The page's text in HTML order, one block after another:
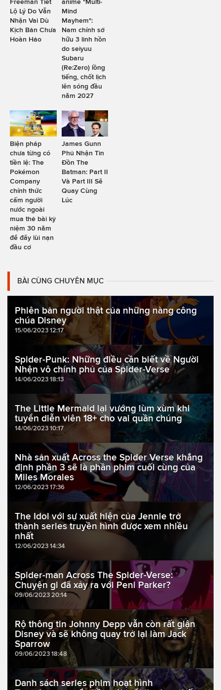
Freeman Tiết
Lộ Lý Do Vẫn
Nhận Vai Dù
Kịch Bản Chưa
Hoàn Hảo
anime "Multi-
Mind
Mayhem":
Nam chính sở
hữu 3 linh hồn
do seiyuu
Subaru
(Re:Zero) lồng
tiếng, chốt lịch
lên sóng đầu
năm 2027
Biện pháp
chưa từng có
tiền lệ: The
Pokémon
Company
chính thức
cấm người
nước ngoài
mua thẻ bài kỷ
niệm 30 năm
để đẩy lùi nạn
đầu cơ
James Gunn
Phủ Nhận Tin
Đồn The
Batman: Part II
Và Part III Sẽ
Quay Cùng
Lúc
BÀI CÙNG CHUYÊN MỤC
Phiên bản người thật của những nàng công
chúa Disney
15/06/2023 12:17
Spider-Punk: Những điều cần biết về Người
Nhện vô chính phủ của Spider-Verse
14/06/2023 18:13
The Little Mermaid lại vướng lùm xùm khi
tuyển diễn viên 18+ cho vai quần chúng
14/06/2023 10:17
Nhà sản xuất Across the Spider Verse khẳng
định phần 3 sẽ là phần phim cuối cùng của
Miles Morales
12/06/2023 17:36
The Idol với sự xuất hiện của Jennie trở
thành series truyền hình được xem nhiều
nhất
12/06/2023 14:34
Spider-man Across The Spider-Verse:
Chuyện gi đã xảy ra với Peni Parker?
09/06/2023 20:14
Rộ thông tin Johnny Depp vẫn còn rất giận
Disney và sẽ không quay trở lại làm Jack
Sparrow
09/06/2023 18:48
Danh sách series phim hoạt hình